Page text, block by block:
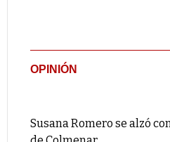
OPINIÓN
Susana Romero se alzó